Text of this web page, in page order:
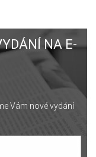
NA E-
Vám nové vydání